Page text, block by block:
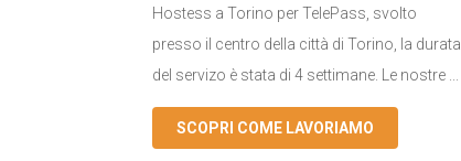
Hostess a Torino per TelePass, svolto
presso il centro della città di Torino, la durata
del servizo è stata di 4 settimane. Le nostre ...
SCOPRI COME LAVORIAMO